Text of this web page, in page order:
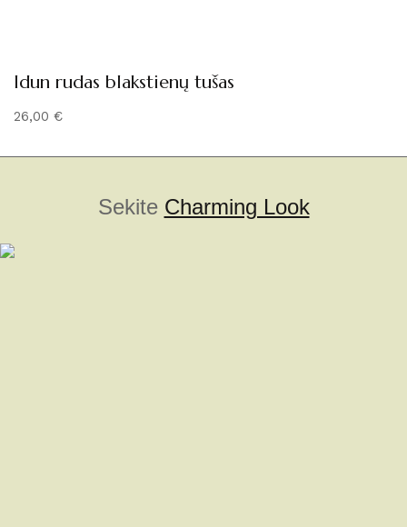
Idun rudas blakstienų tušas
26,00 €
Sekite Charming Look